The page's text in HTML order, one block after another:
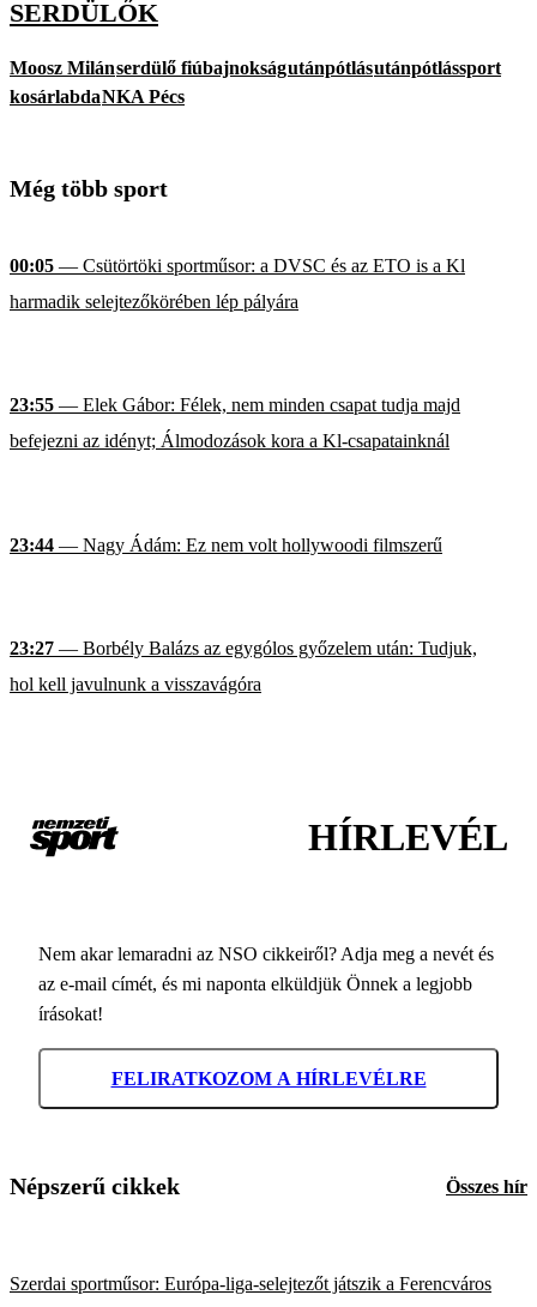
SERDÜLŐK
Moosz Milánserdülő fiúbajnokságutánpótlásutánpótlássport
kosárlabdaNKA Pécs
Még több sport
00:05 — Csütörtöki sportműsor: a DVSC és az ETO is a Kl
harmadik selejtezőkörében lép pályára
23:55 — Elek Gábor: Félek, nem minden csapat tudja majd
befejezni az idényt; Álmodozások kora a Kl-csapatainknál
23:44 — Nagy Ádám: Ez nem volt hollywoodi filmszerű
23:27 — Borbély Balázs az egygólos győzelem után: Tudjuk,
hol kell javulnunk a visszavágóra
HÍRLEVÉL
Nem akar lemaradni az NSO cikkeiről? Adja meg a nevét és
az e-mail címét, és mi naponta elküldjük Önnek a legjobb
írásokat!
FELIRATKOZOM A HÍRLEVÉLRE
Népszerű cikkek Összes hír
Szerdai sportműsor: Európa-liga-selejtezőt játszik a Ferencváros